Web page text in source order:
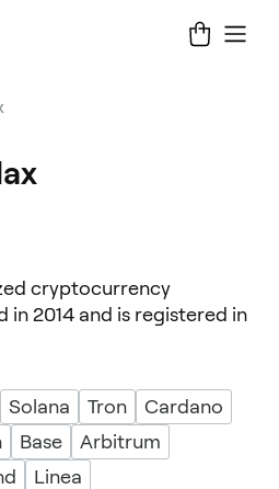
cryptocurrency
in 2014 and is registered in
Solana Tron
Cardano
Base
Arbitrum
Linea